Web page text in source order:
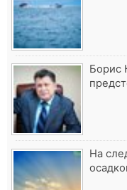
Борис
На